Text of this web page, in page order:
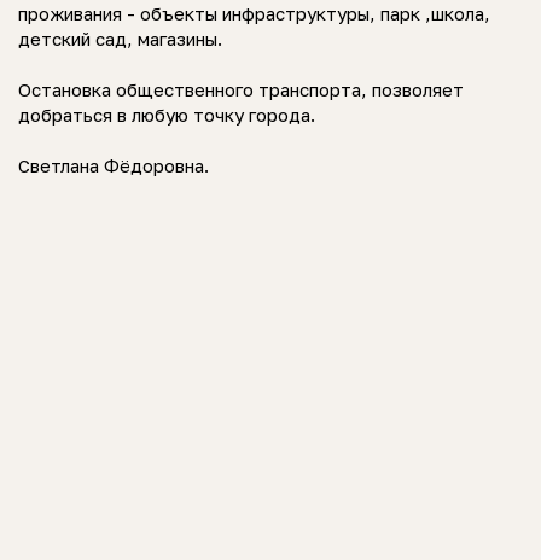
проживания - объекты инфраструктуры, парк ,школа,
детский сад, магазины.
Остановка общественного транспорта, позволяет
добраться в любую точку города.
Светлана Фёдоровна.